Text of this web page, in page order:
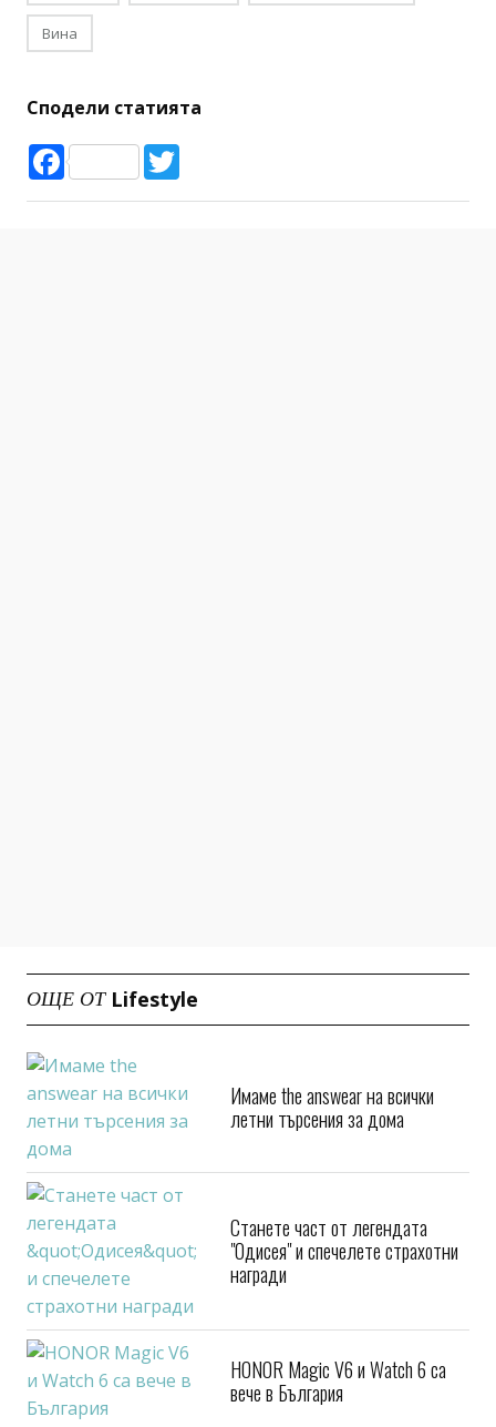
Вина
Сподели статията
Facebook
ОЩЕ ОТ Lifestyle
Имаме the answear на всички
летни търсения за дома
Станете част от легендата
"Одисея" и спечелете страхотни
награди
HONOR Magic V6 и Watch 6 са
вече в България